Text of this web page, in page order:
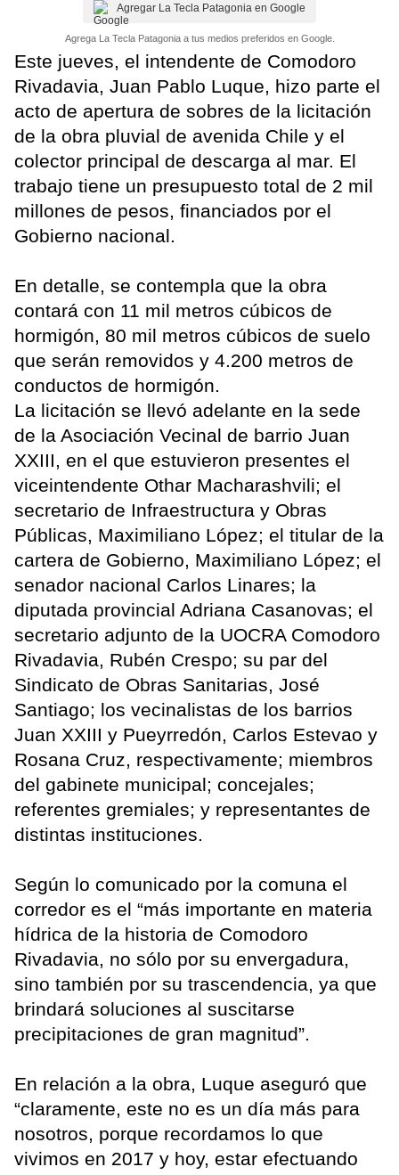
Agregar La Tecla Patagonia en Google
Agrega La Tecla Patagonia a tus medios preferidos en Google.
Este jueves, el intendente de Comodoro
Rivadavia, Juan Pablo Luque, hizo parte el
acto de apertura de sobres de la licitación
de la obra pluvial de avenida Chile y el
colector principal de descarga al mar. El
trabajo tiene un presupuesto total de 2 mil
millones de pesos, financiados por el
Gobierno nacional.
En detalle, se contempla que la obra
contará con 11 mil metros cúbicos de
hormigón, 80 mil metros cúbicos de suelo
que serán removidos y 4.200 metros de
conductos de hormigón.
La licitación se llevó adelante en la sede
de la Asociación Vecinal de barrio Juan
XXIII, en el que estuvieron presentes el
viceintendente Othar Macharashvili; el
secretario de Infraestructura y Obras
Públicas, Maximiliano López; el titular de la
cartera de Gobierno, Maximiliano López; el
senador nacional Carlos Linares; la
diputada provincial Adriana Casanovas; el
secretario adjunto de la UOCRA Comodoro
Rivadavia, Rubén Crespo; su par del
Sindicato de Obras Sanitarias, José
Santiago; los vecinalistas de los barrios
Juan XXIII y Pueyrredón, Carlos Estevao y
Rosana Cruz, respectivamente; miembros
del gabinete municipal; concejales;
referentes gremiales; y representantes de
distintas instituciones.
Según lo comunicado por la comuna el
corredor es el “más importante en materia
hídrica de la historia de Comodoro
Rivadavia, no sólo por su envergadura,
sino también por su trascendencia, ya que
brindará soluciones al suscitarse
precipitaciones de gran magnitud”.
En relación a la obra, Luque aseguró que
“claramente, este no es un día más para
nosotros, porque recordamos lo que
vivimos en 2017 y hoy, estar efectuando